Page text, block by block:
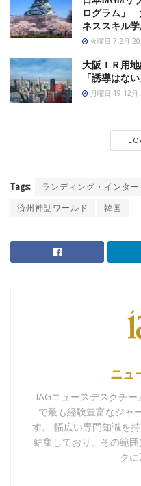
ログラム」
ネススキル
火曜日 7 2月
大阪ＩＲ用
「誘導はない
月曜日 19 12
Tags:
ランディング・インタ
済州神話ワールド
韓国
ニュ
IAGニュースデスクチ
で最も経験豊富なジャ
す。 幅広い専門知識を
結集しており、その範
クに